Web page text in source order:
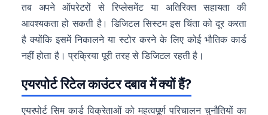
तब अपने ऑपरेटरों से रिप्लेसमेंट या अतिरिक्त सहायता की
आवश्यकता हो सकती है। डिजिटल सिस्टम इस चिंता को दूर करता
है क्योंकि इसमें निकालने या स्टोर करने के लिए कोई भौतिक कार्ड
नहीं होता है। प्रक्रिया पूरी तरह से डिजिटल रहती है।
एयरपोर्ट रिटेल काउंटर दबाव में क्यों हैं?
एयरपोर्ट सिम कार्ड विक्रेताओं को महत्वपूर्ण परिचालन चुनौतियों का